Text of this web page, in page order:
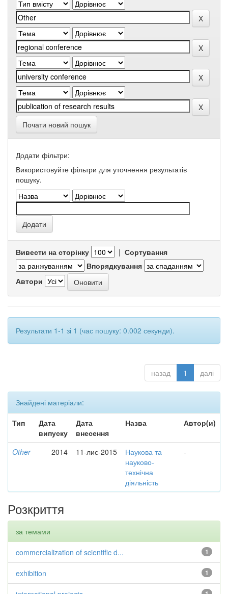
Почати новий пошук
Додати фільтри:
Використовуйте фільтри для уточнення результатів
пошуку.
Вивести на сторінку | Сортування
Впорядкування
Автори
Результати 1-1 зі 1 (час пошуку: 0.002 секунди).
назад 1 далі
Знайдені матеріали:
Тип
Дата
випуску
Дата
внесення
Назва Автор(и)
Other 2014 11-лис-2015
Наукова та
науково-
технічна
діяльність
-
Розкриття
за темами
1
commercialization of scientific d...
1
exhibition